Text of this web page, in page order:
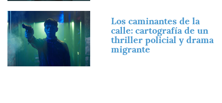
Los caminantes de la
calle: cartografía de un
thriller policial y drama
migrante